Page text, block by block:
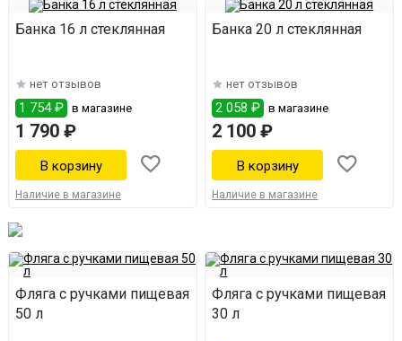
Банка 16 л стеклянная
нет отзывов
1 754 ₽ в магазине
1 790 ₽
Наличие в магазине
Банка 20 л стеклянная
нет отзывов
2 058 ₽ в магазине
2 100 ₽
Наличие в магазине
Фляга с ручками пищевая
50 л
Фляга с ручками пищевая
30 л